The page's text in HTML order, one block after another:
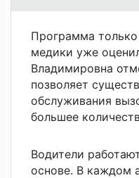
Программа только
медики уже
Владимировна
позволяет
обслуживания
большее
Водители
основе. В каждом